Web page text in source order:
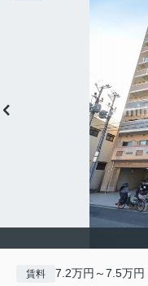
賃料 7.2万円～7.5万